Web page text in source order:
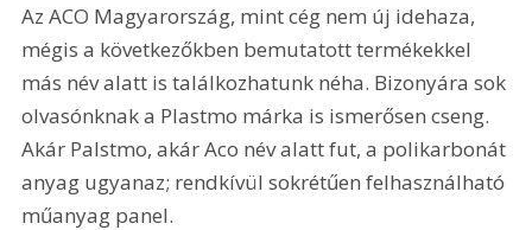
Az ACO Magyarország, mint cég nem új idehaza,
mégis a következőkben bemutatott termékekkel
más név alatt is találkozhatunk néha. Bizonyára sok
olvasónknak a Plastmo márka is ismerősen cseng.
Akár Palstmo, akár Aco név alatt fut, a polikarbonát
anyag ugyanaz; rendkívül sokrétűen felhasználható
műanyag panel.